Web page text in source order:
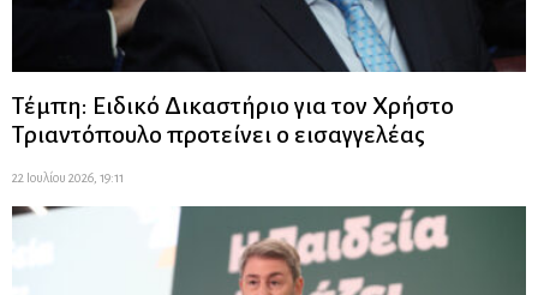
Τέμπη: Ειδικό Δικαστήριο για τον Χρήστο
Τριαντόπουλο προτείνει ο εισαγγελέας
22 Ιουλίου 2026, 19:11